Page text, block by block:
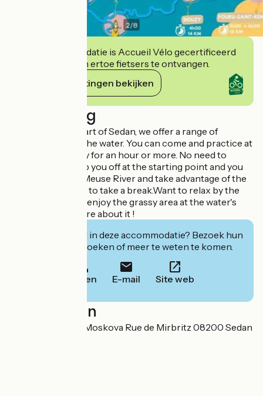
2/8
Deze accommodatie is Accueil Vélo gecertificeerd
en verbindt zich ertoe fietsers te ontvangen.
Haar verplichtingen bekijken
Beschrijving
Located in the heart of Sedan, we offer a range of
activities around the water. You can come and practice at
any time of the day for an hour or more. No need to
worry, we will drop you off at the starting point and you
can go down the Meuse River and take advantage of the
many possibilities to take a break.Want to relax by the
water? Come and enjoy the grassy area at the water's
edge. To know more about it !
Geïnteresseerd in deze accommodatie? Bezoek hun
website om te boeken of meer te weten te komen.
Bellen E-mail Site web
Localisation
Base nautique La Moskova Rue de Mirbritz 08200 Sedan